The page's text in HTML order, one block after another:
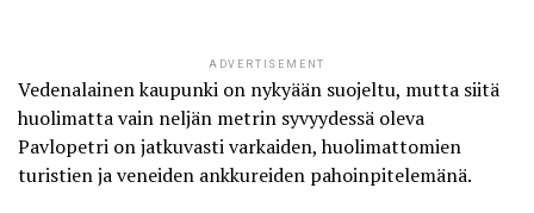
ADVERTISEMENT
Vedenalainen kaupunki on nykyään suojeltu, mutta siitä
huolimatta vain neljän metrin syvyydessä oleva
Pavlopetri on jatkuvasti varkaiden, huolimattomien
turistien ja veneiden ankkureiden pahoinpitelemänä.